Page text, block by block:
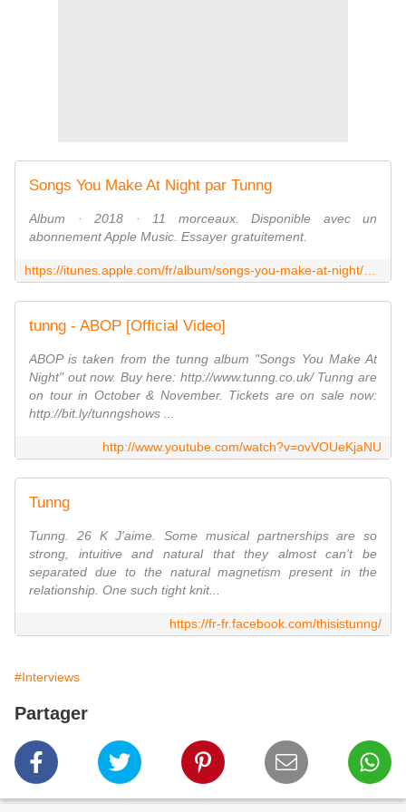
‎Songs You Make At Night par Tunng
‎Album · 2018 · 11 morceaux. Disponible avec un
abonnement Apple Music. Essayer gratuitement.
tunng - ABOP [Official Video]
ABOP is taken from the tunng album "Songs You Make At
Night" out now. Buy here: http://www.tunng.co.uk/ Tunng are
on tour in October & November. Tickets are on sale now:
http://bit.ly/tunngshows ...
http://www.youtube.com/watch?v=ovVOUeKjaNU
Tunng
Tunng. 26 K J'aime. Some musical partnerships are so
strong, intuitive and natural that they almost can't be
separated due to the natural magnetism present in the
relationship. One such tight knit...
https://fr-fr.facebook.com/thisistunng/
#Interviews
Partager